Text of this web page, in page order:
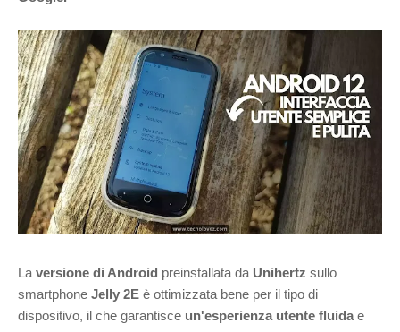
La versione di Android preinstallata da Unihertz sullo
smartphone Jelly 2E è ottimizzata bene per il tipo di
dispositivo, il che garantisce un'esperienza utente fluida e